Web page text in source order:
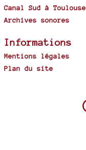
Canal Sud à Toulouse
Archives sonores
Informations
Mentions légales
Plan du site